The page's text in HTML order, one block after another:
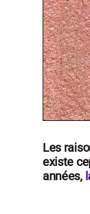
Les
existe
années,